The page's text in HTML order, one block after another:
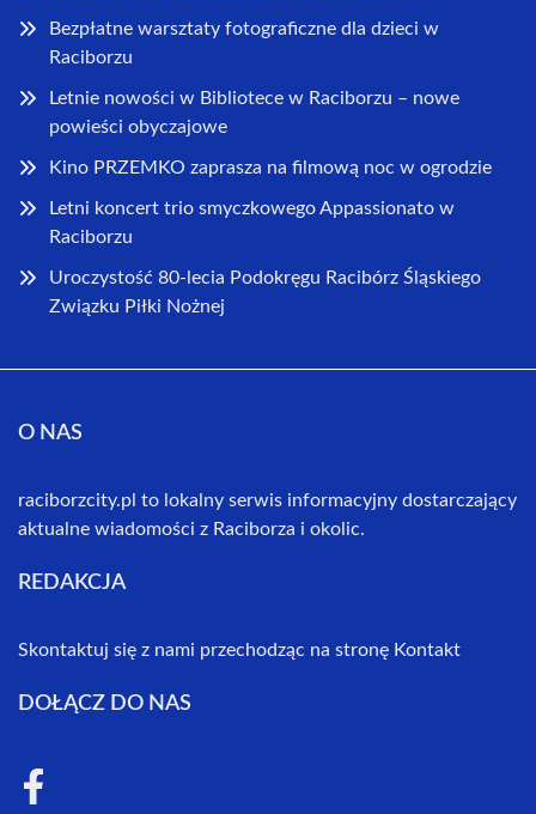
Bezpłatne warsztaty fotograficzne dla dzieci w
Raciborzu
Letnie nowości w Bibliotece w Raciborzu – nowe
powieści obyczajowe
Kino PRZEMKO zaprasza na filmową noc w ogrodzie
Letni koncert trio smyczkowego Appassionato w
Raciborzu
Uroczystość 80-lecia Podokręgu Racibórz Śląskiego
Związku Piłki Nożnej
O NAS
raciborzcity.pl to lokalny serwis informacyjny dostarczający
aktualne wiadomości z Raciborza i okolic.
REDAKCJA
Skontaktuj się z nami przechodząc na stronę Kontakt
DOŁĄCZ DO NAS